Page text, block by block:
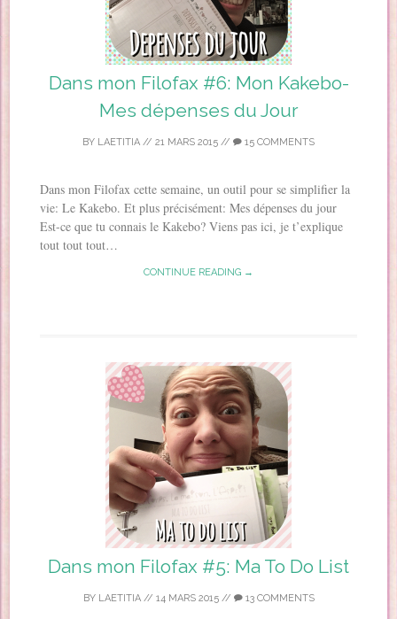
Dans mon Filofax #6: Mon Kakebo-
Mes dépenses du Jour
BY LAETITIA // 21 MARS 2015 // 15 COMMENTS
Dans mon Filofax cette semaine, un outil pour se simplifier la
vie: Le Kakebo. Et plus précisément: Mes dépenses du jour
Est-ce que tu connais le Kakebo? Viens pas ici, je t’explique
tout tout tout…
CONTINUE READING →
Dans mon Filofax #5: Ma To Do List
BY LAETITIA// 14 MARS 2015// 13 COMMENTS